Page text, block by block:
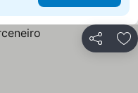
Partilhar